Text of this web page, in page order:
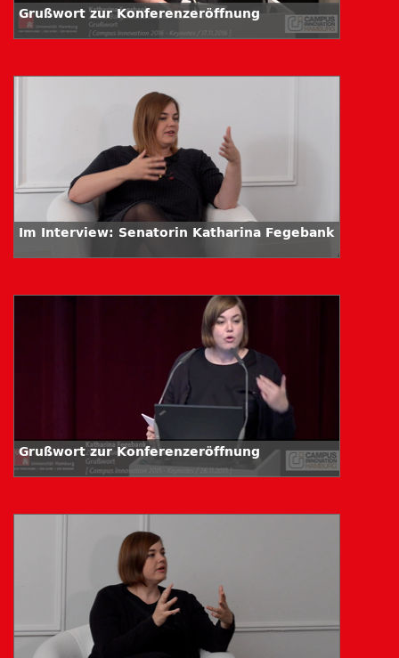
Grußwort zur Konferenzeröffnung
Im Interview: Senatorin Katharina Fegebank
Grußwort zur Konferenzeröffnung